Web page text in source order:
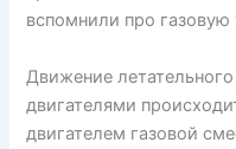
вспомнили про газовую
Движение
двигателями
двигателем газовой